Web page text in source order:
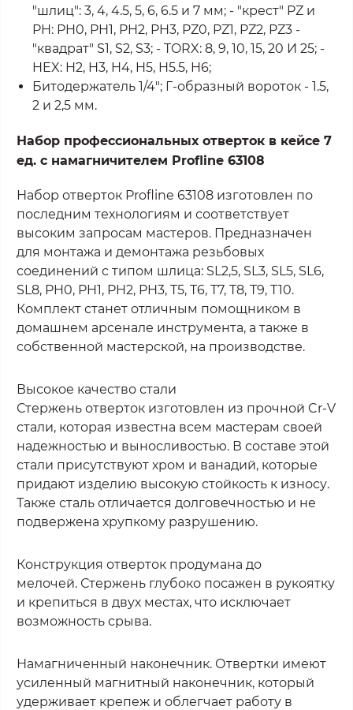
"шлиц": 3, 4, 4.5, 5, 6, 6.5 и 7 мм; - "крест" PZ и
PH: PH0, PH1, PH2, PH3, PZ0, PZ1, PZ2, PZ3 -
"квадрат" S1, S2, S3; - TORX: 8, 9, 10, 15, 20 И 25; -
HEX: H2, H3, H4, H5, H5.5, H6;
Битодержатель 1/4"; Г-образный вороток - 1.5,
2 и 2,5 мм.
Набор профессиональных отверток в кейсе 7
ед. с намагничителем Profline 63108
Набор отверток Profline 63108 изготовлен по
последним технологиям и соответствует
высоким запросам мастеров. Предназначен
для монтажа и демонтажа резьбовых
соединений с типом шлица: SL2,5, SL3, SL5, SL6,
SL8, PH0, PH1, PH2, PH3, T5, T6, T7, T8, T9, T10.
Комплект станет отличным помощником в
домашнем арсенале инструмента, а также в
собственной мастерской, на производстве.
Высокое качество стали
Стержень отверток изготовлен из прочной Cr-V
стали, которая известна всем мастерам своей
надежностью и выносливостью. В составе этой
стали присутствуют хром и ванадий, которые
придают изделию высокую стойкость к износу.
Также сталь отличается долговечностью и не
подвержена хрупкому разрушению.
Конструкция отверток продумана до
мелочей. Стержень глубоко посажен в рукоятку
и крепиться в двух местах, что исключает
возможность срыва.
Намагниченный наконечник. Отвертки имеют
усиленный магнитный наконечник, который
удерживает крепеж и облегчает работу в